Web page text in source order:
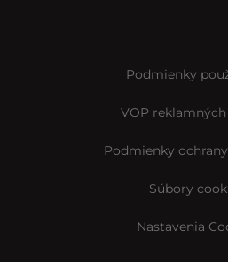
Podmienky
VOP
Podmienky
Súbory
Nastavenia